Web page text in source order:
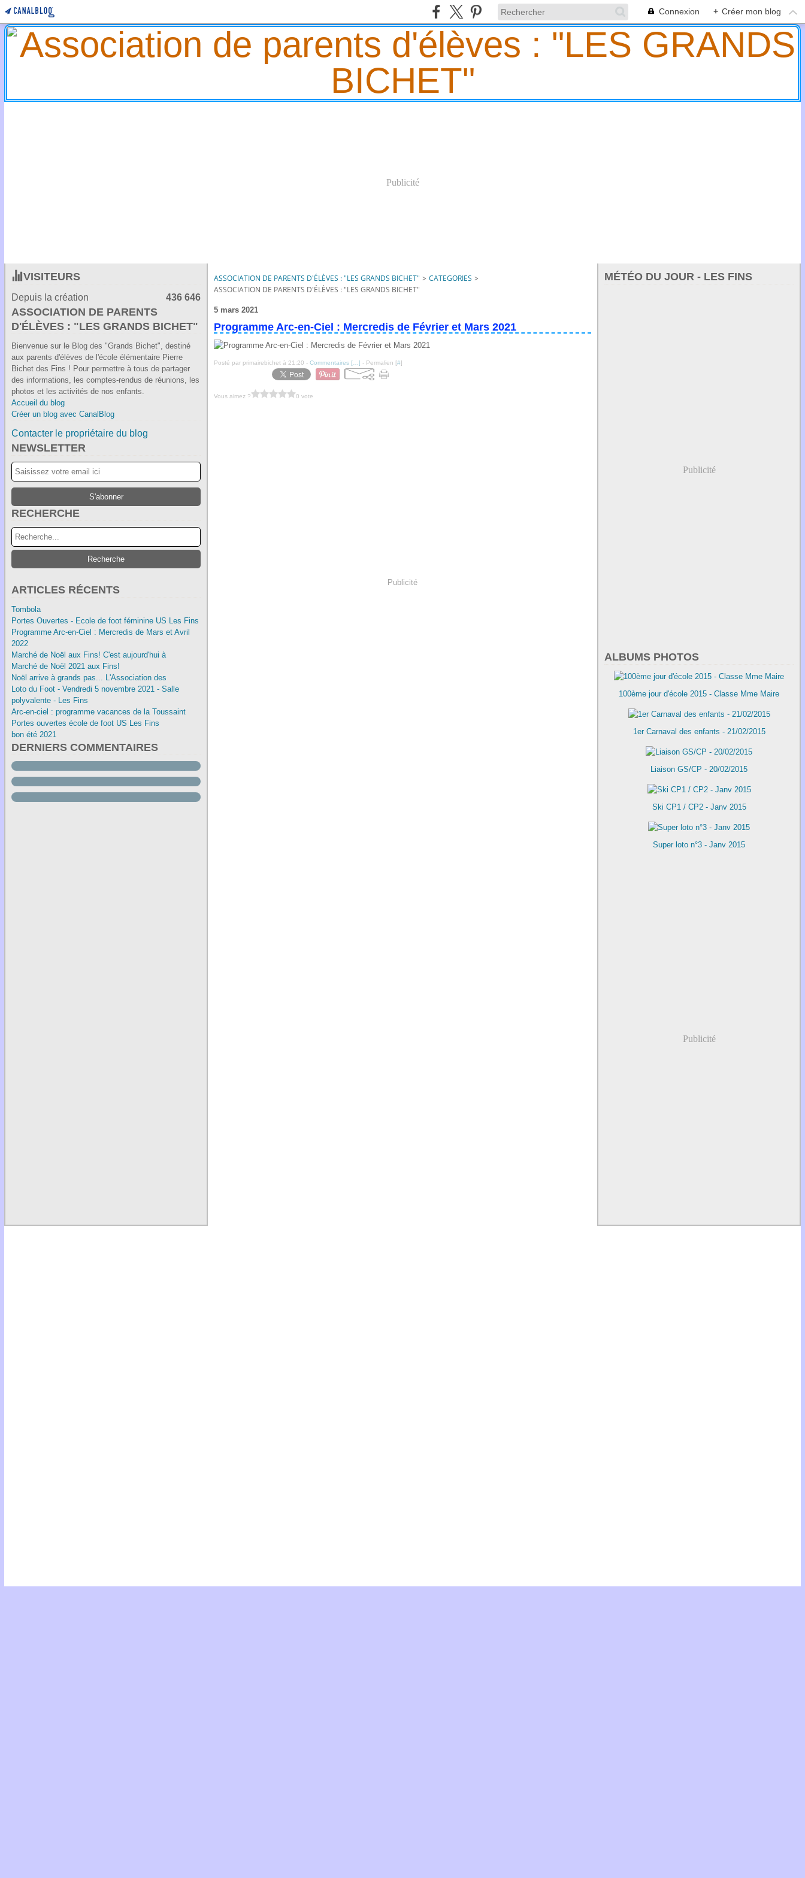
Connexion + Créer mon blog
Publicité
VISITEURS
Depuis la création 436 646
ASSOCIATION DE PARENTS
D'ÉLÈVES : "LES GRANDS BICHET"
Bienvenue sur le Blog des "Grands Bichet", destiné
aux parents d'élèves de l'école élémentaire Pierre
Bichet des Fins ! Pour permettre à tous de partager
des informations, les comptes-rendus de réunions, les
photos et les activités de nos enfants.
Accueil du blog
Créer un blog avec CanalBlog
Contacter le propriétaire du blog
NEWSLETTER
RECHERCHE
ARTICLES RÉCENTS
Tombola
Portes Ouvertes - Ecole de foot féminine US Les Fins
Programme Arc-en-Ciel : Mercredis de Mars et Avril
2022
Marché de Noël aux Fins! C'est aujourd'hui à
Marché de Noël 2021 aux Fins!
Noël arrive à grands pas... L'Association des
Loto du Foot - Vendredi 5 novembre 2021 - Salle
polyvalente - Les Fins
Arc-en-ciel : programme vacances de la Toussaint
Portes ouvertes école de foot US Les Fins
bon été 2021
DERNIERS COMMENTAIRES
ASSOCIATION DE PARENTS D'ÉLÈVES : "LES GRANDS BICHET" > CATEGORIES >
ASSOCIATION DE PARENTS D'ÉLÈVES : "LES GRANDS BICHET"
5 mars 2021
Programme Arc-en-Ciel : Mercredis de Février et Mars 2021
Posté par primairebichet à 21:20 - Commentaires [ ] - Permalien [#]
Vous aimez ? 0 vote
Publicité
MÉTÉO DU JOUR - LES FINS
Publicité
ALBUMS PHOTOS
100ème jour d'école 2015 - Classe Mme Maire
1er Carnaval des enfants - 21/02/2015
Liaison GS/CP - 20/02/2015
Ski CP1 / CP2 - Janv 2015
Super loto n°3 - Janv 2015
Publicité